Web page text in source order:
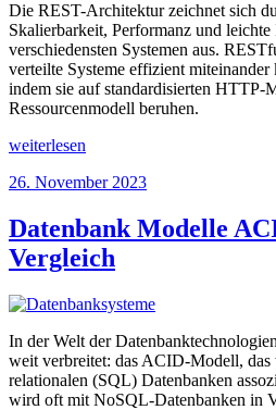
Die REST-Architektur zeichnet sich
Skalierbarkeit, Performanz und
verschiedensten Systemen aus.
verteilte Systeme effizient miteinander
indem sie auf standardisierten HTTP-
Ressourcenmodell beruhen.
„Grundlagen
API
HTTP
Methoden“
weiterlesen
Veröffentlicht
26. November 2023
Datenbank Modelle
Vergleich
In der Welt der
weit verbreitet: das ACID-Modell, das
relationalen (SQL) Datenbanken
wird oft mit NoSQL-Datenbanken in